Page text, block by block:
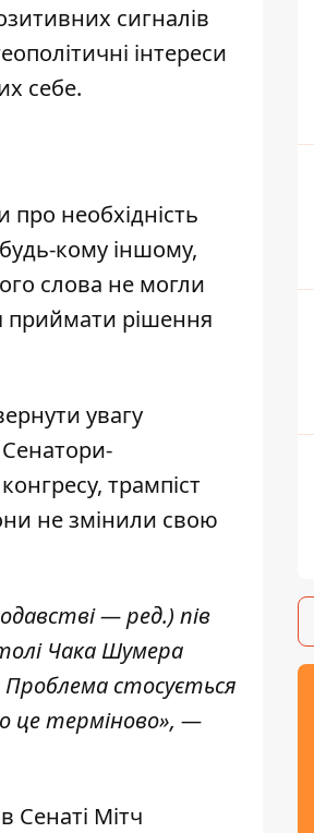
сигналів
інтереси
себе.
необхідність
кому іншому,
слова не могли
приймати рішення
увагу
Сенатори-
конгресу, трампіст
не змінили свою
— ред.) пів
Чака Шумера
стосується
це терміново», —
Сенаті Мітч